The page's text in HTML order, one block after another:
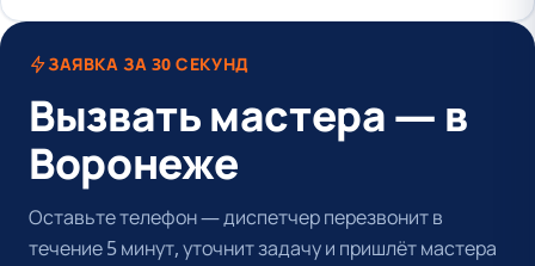
ЗАЯВКА ЗА 30 СЕКУНД
Вызвать мастера — в
Воронеже
Оставьте телефон — диспетчер перезвонит в
течение 5 минут, уточнит задачу и пришлёт мастера